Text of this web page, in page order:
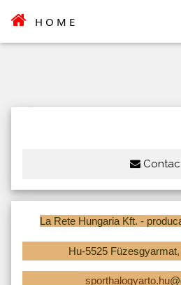
HOME
La Rete Hungaria Kft. -
Hu-5525
sporthalogyarto.hu